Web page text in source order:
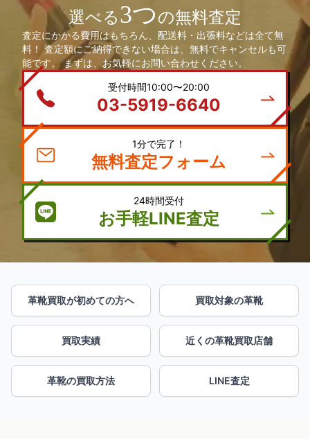
選べる3つの無料査定
査定にかかる費用はもちろん、配送料・出張料などは全て無
料！ 査定額にご納得できない場合は、無料でキャンセルも可
能です。 まずは、お気軽にお問い合わせください。
受付時間10:00〜20:00
03-5919-6640
1分で完了！
無料査定フォーム
24時間受付
お手軽LINE査定
革靴買取が初めての方へ 買取対象の革靴
買取実績 近くの革靴買取店舗
革靴の買取方法 LINE査定